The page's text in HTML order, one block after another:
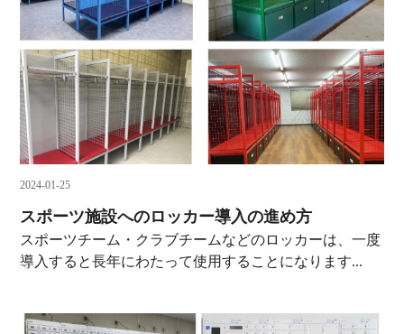
2024-01-25
スポーツ施設へのロッカー導入の進め方
スポーツチーム・クラブチームなどのロッカーは、一度
導入すると長年にわたって使用することになります...